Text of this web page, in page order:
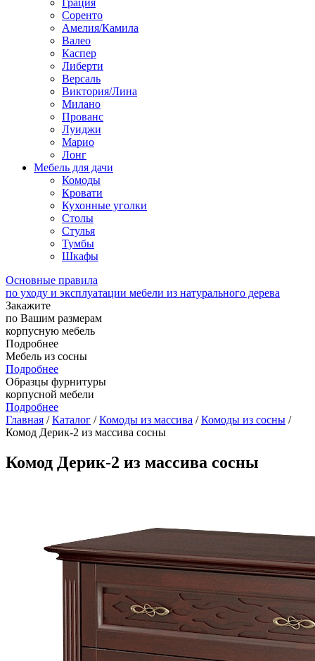
Грация
Соренто
Амелия/Камила
Валео
Каспер
Либерти
Версаль
Виктория/Лина
Милано
Прованс
Луиджи
Марио
Лонг
Мебель для дачи
Комоды
Кровати
Кухонные уголки
Столы
Стулья
Тумбы
Шкафы
Основные правила
по уходу и эксплуатации мебели из натурального дерева
Закажите
по Вашим размерам
корпусную мебель
Подробнее
Мебель из сосны
Подробнее
Образцы фурнитуры
корпусной мебели
Подробнее
Главная /Каталог /Комоды из массива /Комоды из сосны /
Комод Дерик-2 из массива сосны
Комод Дерик-2 из массива сосны